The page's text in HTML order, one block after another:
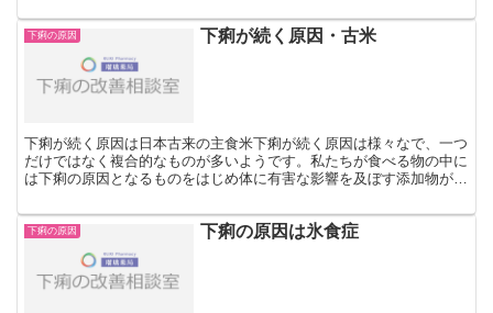
下痢の原因 下痢が続く原因・古米
下痢が続く原因は日本古来の主食米下痢が続く原因は様々なで、一つ
だけではなく複合的なものが多いようです。私たちが食べる物の中に
は下痢の原因となるものをはじめ体に有害な影響を及ぼす添加物が食
下痢の原因 下痢の原因は氷食症